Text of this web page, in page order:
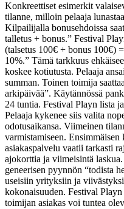
Konkreettiset esimerkit
tilanne, milloin pelaaja
Kilpailijalla bonusehdoissa
talletus + bonus.” Festival
(talsetus 100€ + bonus 100€)
10%.” Tämä tarkkuus
koskee kotiutusta. Pelaaja
summan. Toinen toimija
arkipäivää”. Käytännössä
24 tuntia. Festival Playn lista
Pelaaja kykenee siis valita
odotusaikansa. Viimeinen
varmistamiseen.
asiakaspalvelu vaatii tarkasti
ajokorttia ja viimeisintä
geneerisen pyynnön “todista
useisiin yrityksiin ja
kokonaisuuden. Festival
toimijan asiakas voi tuntea